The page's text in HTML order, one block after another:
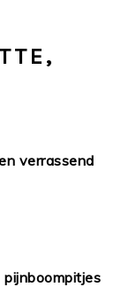
verrassend